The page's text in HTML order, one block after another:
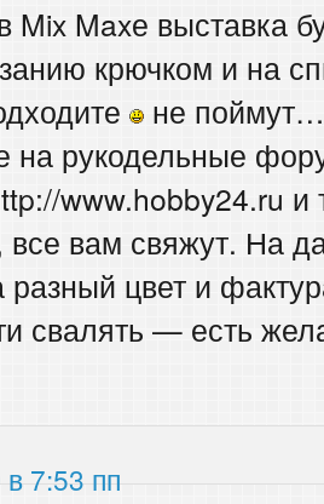
Mix Maxе выставка
крючком и на
не поймут…
на рукодельные
www.hobby24.ru
вам свяжут. На
цвет и
свалять — есть
7:53 пп